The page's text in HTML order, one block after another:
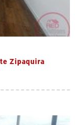
Zipaquira